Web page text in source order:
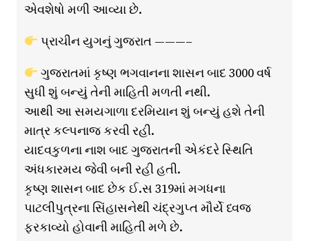
એવશેષો મળી આવ્યા છે.
પ્રાચીન યુગનું ગુજરાત ———–
ગુજરાતમાં કૃષ્ણ ભગવાનના શાસન બાદ 3000 વર્ષ
સુધી શું બન્યું તેની માહિતી મળતી નથી.
આથી આ સમયગાળા દરમિયાન શું બન્યું હશે તેની
માત્ર કલ્પનાજ કરવી રહી.
યાદવકુળના નાશ બાદ ગુજરાતની એકંદરે સ્થિતિ
અંધકારમય જેવી બની રહી હતી.
કૃષ્ણ શાસન બાદ છેક ઈ.સ 319માં મગધના
પાટલીપુત્રના સિંહાસનેથી ચંદ્રગુપ્ત મૌર્યે ધ્વજ
ફરકાવ્યો હોવાની માહિતી મળે છે.